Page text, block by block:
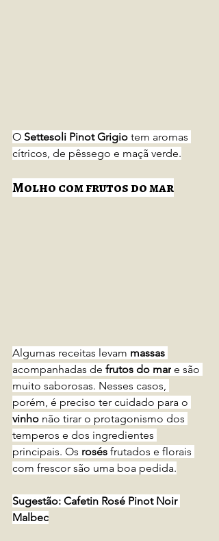
O Settesoli Pinot Grigio tem aromas
cítricos, de pêssego e maçã verde.
Molho com frutos do mar
Algumas receitas levam massas
acompanhadas de frutos do mar e são
muito saborosas. Nesses casos,
porém, é preciso ter cuidado para o
vinho não tirar o protagonismo dos
temperos e dos ingredientes
principais. Os rosés frutados e florais
com frescor são uma boa pedida.
Sugestão: Cafetin Rosé Pinot Noir
Malbec